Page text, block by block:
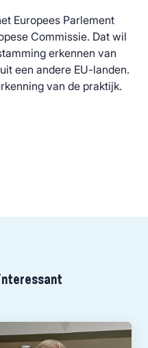
Europees Parlement
Commissie. Dat wil
erkennen van
een andere EU-landen.
van de praktijk.